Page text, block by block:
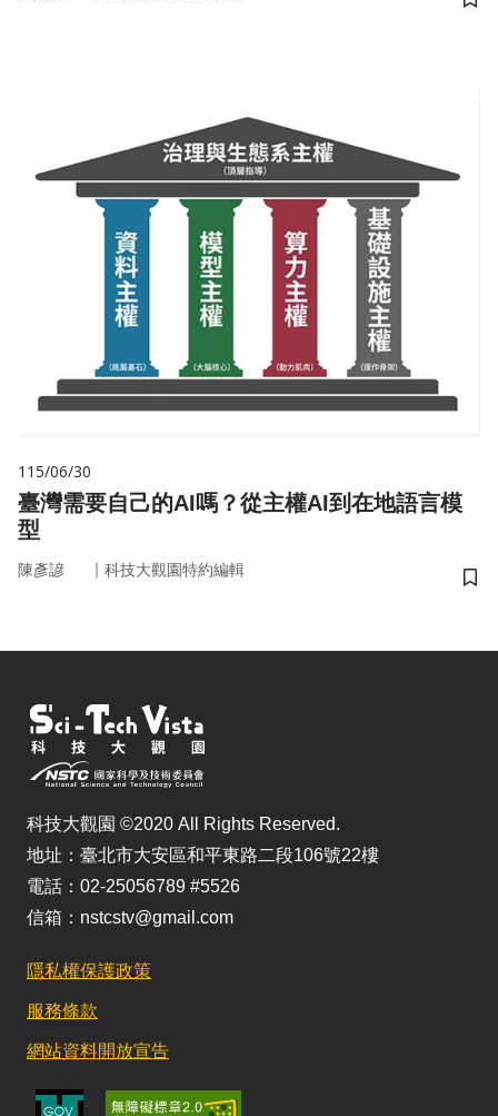
儲
115/06/30
臺灣需要自己的AI嗎？從主權AI到在地語言模
型
陳彥諺 ｜ 科技大觀園特約編輯
儲
科技大觀園 ©2020 All Rights Reserved.
地址：臺北市大安區和平東路二段106號22樓
電話：02-25056789 #5526
信箱：nstcstv@gmail.com
隱私權保護政策
服務條款
網站資料開放宣告